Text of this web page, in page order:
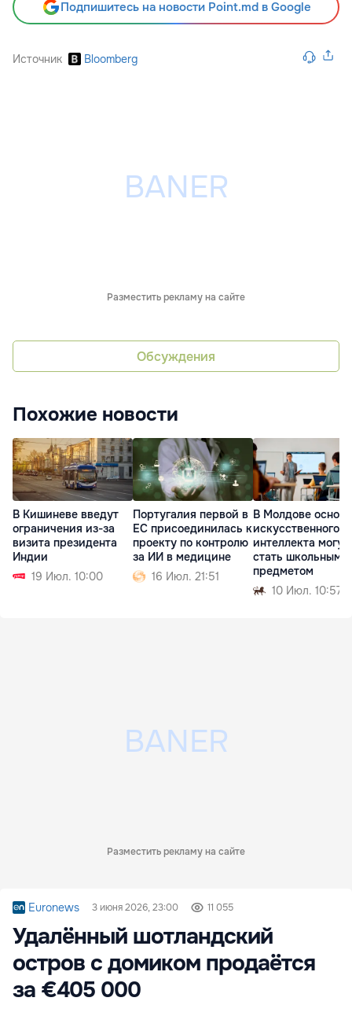
Подпишитесь на новости Point.md в Google
Источник Bloomberg
Разместить рекламу на сайте
Обсуждения
Похожие новости
В Кишиневе введут
ограничения из-за
визита президента
Индии
19 Июл. 10:00
Португалия первой в
ЕС присоединилась к
проекту по контролю
за ИИ в медицине
16 Июл. 21:51
В Молдове
искусственного
интеллекта могут
стать школьным
предметом
10 Июл. 10:57
Разместить рекламу на сайте
Euronews 3 июня 2026, 23:00 11 055
Удалённый шотландский
остров с домиком продаётся
за €405 000